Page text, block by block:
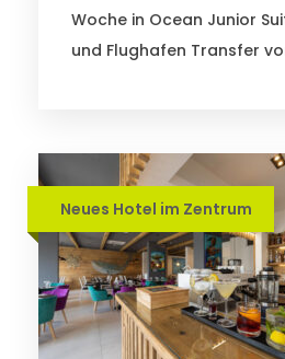
Woche in Ocean Junior
und Flughafen Transfer
Neues Hotel im Zentrum